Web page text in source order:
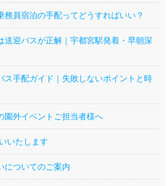
務員宿泊の手配ってどうすればいい？
送迎バスが正解｜宇都宮駅発着・早朝深
ス手配ガイド｜失敗しないポイントと時
園外イベントご担当者様へ
いたします
についてのご案内